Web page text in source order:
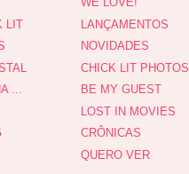
LIT
...
LANÇAMENTOS
NOVIDADES
CHICK LIT PHOTOS
BE MY GUEST
LOST IN MOVIES
CRÔNICAS
QUERO VER